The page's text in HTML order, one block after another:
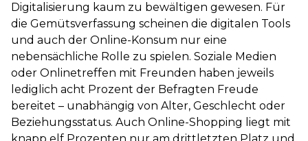
Digitalisierung kaum zu bewältigen gewesen. Für
die Gemütsverfassung scheinen die digitalen Tools
und auch der Online-Konsum nur eine
nebensächliche Rolle zu spielen. Soziale Medien
oder Onlinetreffen mit Freunden haben jeweils
lediglich acht Prozent der Befragten Freude
bereitet – unabhängig von Alter, Geschlecht oder
Beziehungsstatus. Auch Online-Shopping liegt mit